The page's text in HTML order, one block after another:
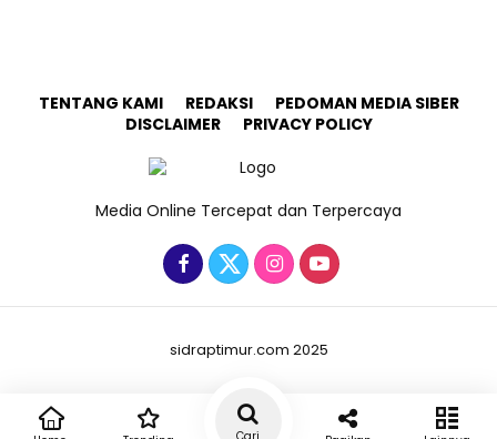
TENTANG KAMI REDAKSI
PEDOMAN MEDIA SIBER
DISCLAIMER
PRIVACY POLICY
Media Online Tercepat dan Terpercaya
sidraptimur.com 2025